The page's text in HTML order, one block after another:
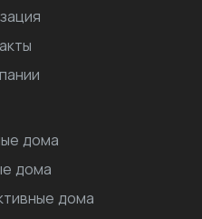
дома
дома
дома